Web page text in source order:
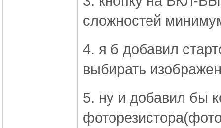
сложностей
4. я б добавил
выбирать
5. ну и добавил бы